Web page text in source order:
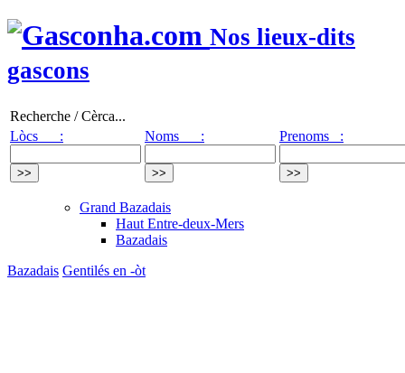
Nos lieux-dits
gascons
Recherche / Cèrca...
Lòcs :
Noms : Prenoms :
Grand Bazadais
Haut Entre-deux-Mers
Bazadais
Bazadais Gentilés en -òt